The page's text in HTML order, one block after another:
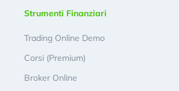
Strumenti Finanziari
Trading Online Demo
Corsi (Premium)
Broker Online